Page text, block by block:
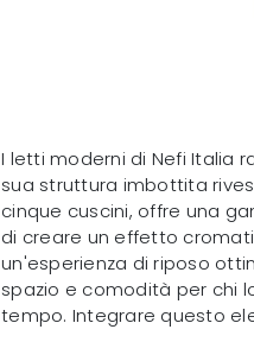
I letti moderni di Nefi Italia
sua struttura imbottita
cinque cuscini, offre una
di creare un effetto
un'esperienza di riposo
spazio e comodità per chi
tempo. Integrare questo